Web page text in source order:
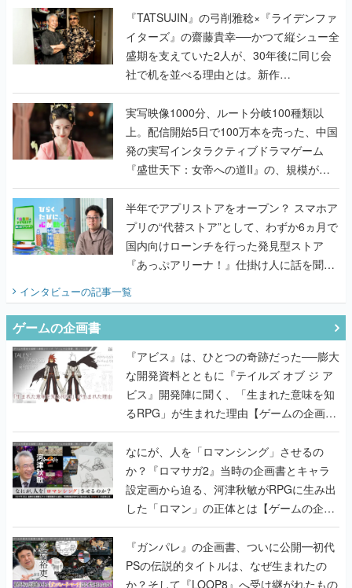
く
『TATSUJIN』の弓削雅稔×『ライデンファ
イターズ』の齋藤貴幸──かつて縦シュー全
盛期を支えていた2人が、30年後に同じ会
社で机を並べる理由とは。新作
『TATSUJIN EXTREME』で初タッグを組
んだレジェンド2人に訊く開発秘話
実写映像1000分、ルート分岐100種類以
上。配信開始5日で100万本を売った、中国
発の実写インタラクティブドラマゲーム
『盛世天下：女帝への道II』の、規模が違
うこだわりをプロデューサーに聞いた
半年でアプリストアをオープン？ スマホア
プリの“代替ストア”として、わずか6ヵ月で
国内向けローンチを行った発見型ストア
『あっぷアリーナ！』仕掛け人に話を聞い
インタビューの記事一覧
ゲームの企画書
『アビス』は、ひとつの奇跡だった──膨大
な開発資料とともに『テイルズ オブ ジ ア
ビス』開発陣に聞く、「生まれた意味を知
るRPG」が生まれた理由【ゲームの企画
書】
なにが、人を「ロマンシング」させるの
か？『ロマサガ2』当時の企画書とキャラ
設定画から迫る、河津秋敏がRPGに生み出
した「ロマン」の正体とは【ゲームの企画
書】
『ガンパレ』の企画書、ついに公開━初代
PSの伝説的タイトルは、なぜ生まれたの
か？そして『LOOP8』へ受け継がれたもの